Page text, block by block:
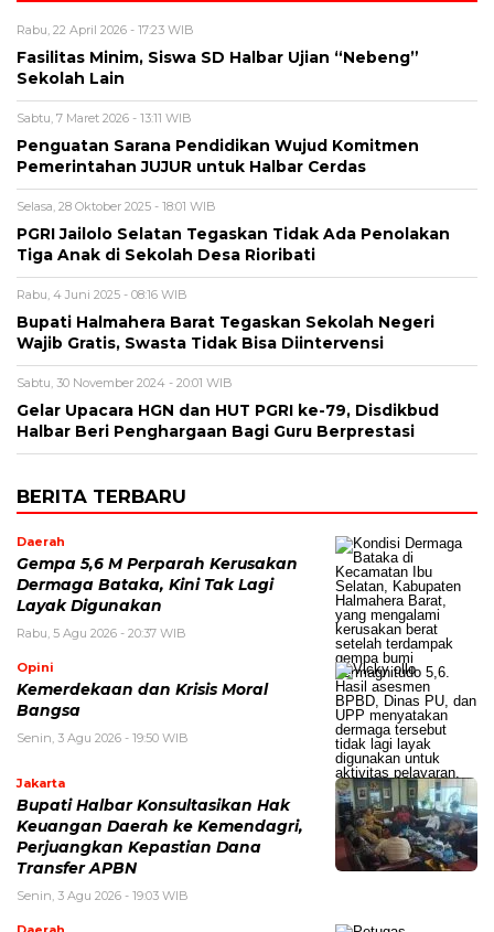
Rabu, 22 April 2026 - 17:23 WIB
Fasilitas Minim, Siswa SD Halbar Ujian “Nebeng”
Sekolah Lain
Sabtu, 7 Maret 2026 - 13:11 WIB
Penguatan Sarana Pendidikan Wujud Komitmen
Pemerintahan JUJUR untuk Halbar Cerdas
Selasa, 28 Oktober 2025 - 18:01 WIB
PGRI Jailolo Selatan Tegaskan Tidak Ada Penolakan
Tiga Anak di Sekolah Desa Rioribati
Rabu, 4 Juni 2025 - 08:16 WIB
Bupati Halmahera Barat Tegaskan Sekolah Negeri
Wajib Gratis, Swasta Tidak Bisa Diintervensi
Sabtu, 30 November 2024 - 20:01 WIB
Gelar Upacara HGN dan HUT PGRI ke-79, Disdikbud
Halbar Beri Penghargaan Bagi Guru Berprestasi
BERITA TERBARU
Daerah
Gempa 5,6 M Perparah Kerusakan
Dermaga Bataka, Kini Tak Lagi
Layak Digunakan
Rabu, 5 Agu 2026 - 20:37 WIB
Opini
Kemerdekaan dan Krisis Moral
Bangsa
Senin, 3 Agu 2026 - 19:50 WIB
Jakarta
Bupati Halbar Konsultasikan Hak
Keuangan Daerah ke Kemendagri,
Perjuangkan Kepastian Dana
Transfer APBN
Senin, 3 Agu 2026 - 19:03 WIB